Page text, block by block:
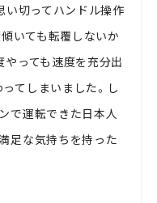
い切ってハンドル操作
傾いても転覆しないか
やっても速度を充分出
てしまいました。し
で運転できた日本人
足な気持ちを持った